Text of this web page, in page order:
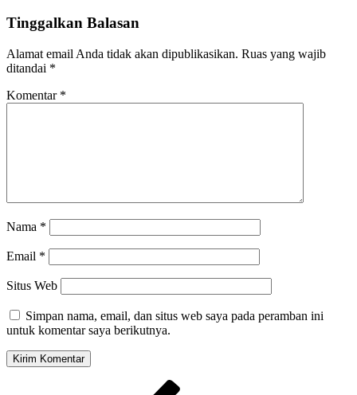
Tinggalkan Balasan
Alamat email Anda tidak akan dipublikasikan. Ruas yang wajib
ditandai *
Komentar *
Nama *
Email *
Situs Web
Simpan nama, email, dan situs web saya pada peramban ini
untuk komentar saya berikutnya.